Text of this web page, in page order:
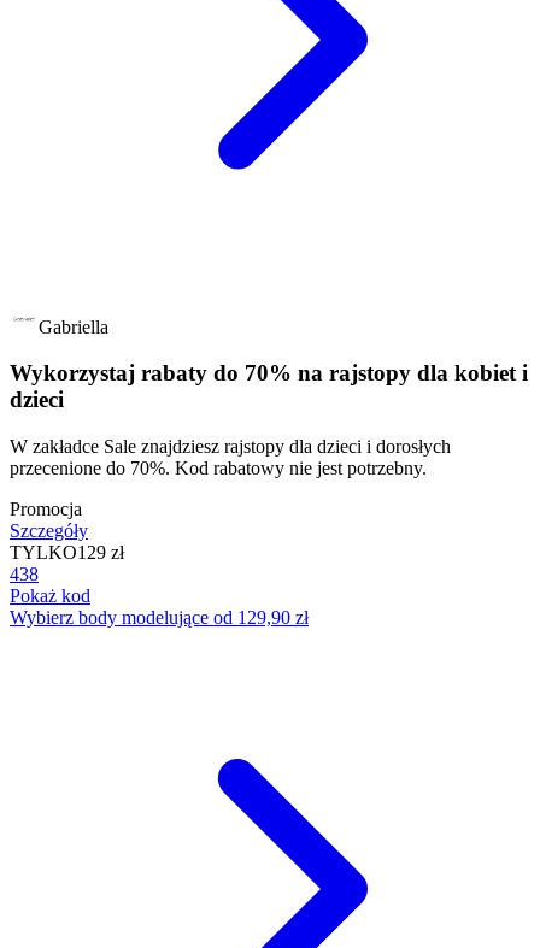
Gabriella
Wykorzystaj rabaty do 70% na rajstopy dla kobiet i
dzieci
W zakładce Sale znajdziesz rajstopy dla dzieci i dorosłych
przecenione do 70%. Kod rabatowy nie jest potrzebny.
Promocja
Szczegóły
TYLKO129 zł
438
Pokaż kod
Wybierz body modelujące od 129,90 zł